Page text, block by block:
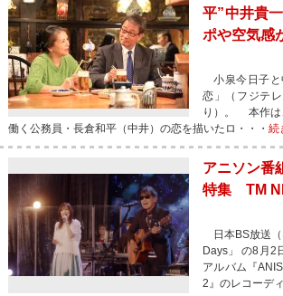
平”中井貴
ポや空気感
小泉今日子と
恋」（フジテ
り）。 本作は
働く公務員・長倉和平（中井）の恋を描いたロ・・・ 続
アニソン番
特集 TM
日本BS放送（
Days」 の8月2
アルバム『
2』のレコーデ